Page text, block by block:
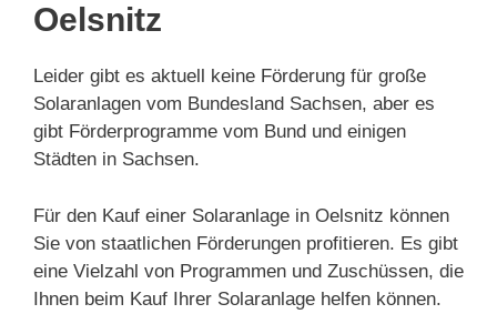
Oelsnitz
Leider gibt es aktuell keine Förderung für große
Solaranlagen vom Bundesland Sachsen, aber es
gibt Förderprogramme vom Bund und einigen
Städten in Sachsen.
Für den Kauf einer Solaranlage in Oelsnitz können
Sie von staatlichen Förderungen profitieren. Es gibt
eine Vielzahl von Programmen und Zuschüssen, die
Ihnen beim Kauf Ihrer Solaranlage helfen können.